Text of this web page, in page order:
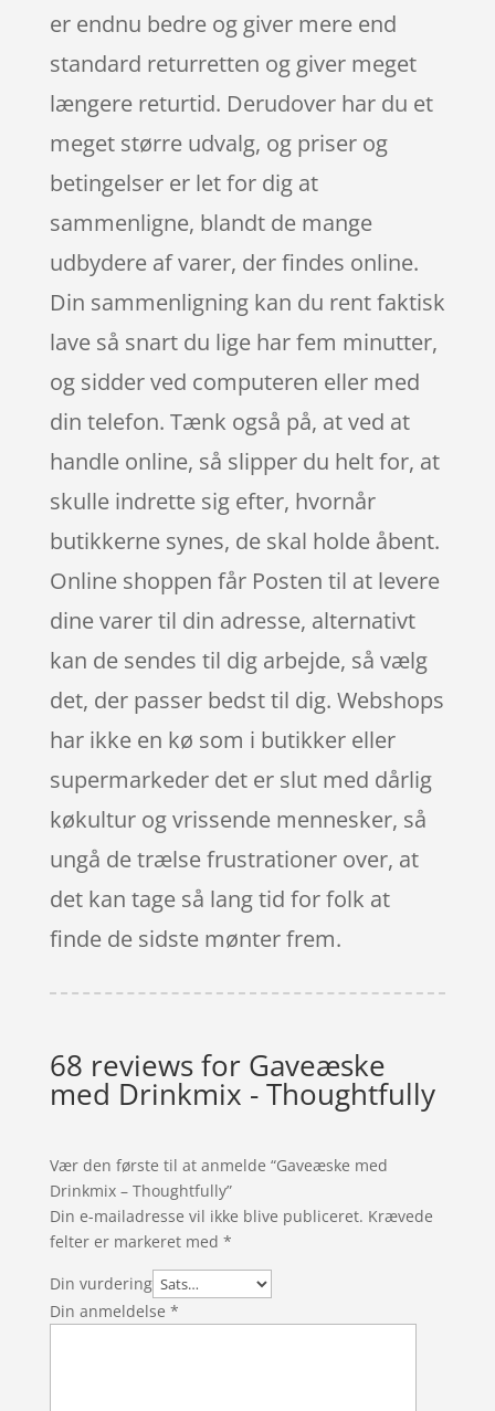
er endnu bedre og giver mere end
standard returretten og giver meget
længere returtid. Derudover har du et
meget større udvalg, og priser og
betingelser er let for dig at
sammenligne, blandt de mange
udbydere af varer, der findes online.
Din sammenligning kan du rent faktisk
lave så snart du lige har fem minutter,
og sidder ved computeren eller med
din telefon. Tænk også på, at ved at
handle online, så slipper du helt for, at
skulle indrette sig efter, hvornår
butikkerne synes, de skal holde åbent.
Online shoppen får Posten til at levere
dine varer til din adresse, alternativt
kan de sendes til dig arbejde, så vælg
det, der passer bedst til dig. Webshops
har ikke en kø som i butikker eller
supermarkeder det er slut med dårlig
køkultur og vrissende mennesker, så
ungå de trælse frustrationer over, at
det kan tage så lang tid for folk at
finde de sidste mønter frem.
68 reviews for Gaveæske
med Drinkmix - Thoughtfully
Vær den første til at anmelde “Gaveæske med
Drinkmix – Thoughtfully”
Din e-mailadresse vil ikke blive publiceret. Krævede
felter er markeret med *
Din vurdering
Din anmeldelse *